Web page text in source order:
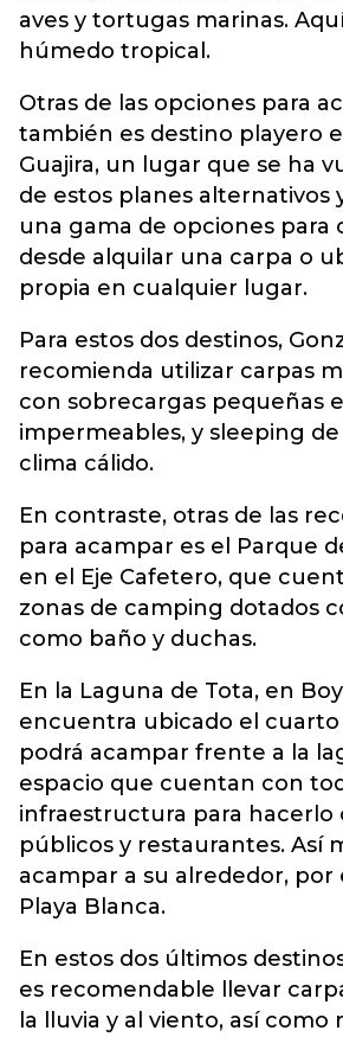
aves y tortugas marinas.
húmedo tropical.
Otras de las opciones para
también es destino playero
Guajira, un lugar que se ha
de estos planes alternativos
una gama de opciones para
desde alquilar una carpa o
propia en cualquier lugar.
Para estos dos destinos,
recomienda utilizar carpas
con sobrecargas pequeñas e
impermeables, y sleeping
clima cálido.
En contraste, otras de las
para acampar es el Parque
en el Eje Cafetero, que
zonas de camping dotados
como baño y duchas.
En la Laguna de Tota, en
encuentra ubicado el cuarto
podrá acampar frente a la
espacio que cuentan con
infraestructura para hacerlo
públicos y restaurantes. Así
acampar a su alrededor, por
Playa Blanca.
En estos dos últimos
es recomendable llevar
la lluvia y al viento, así como